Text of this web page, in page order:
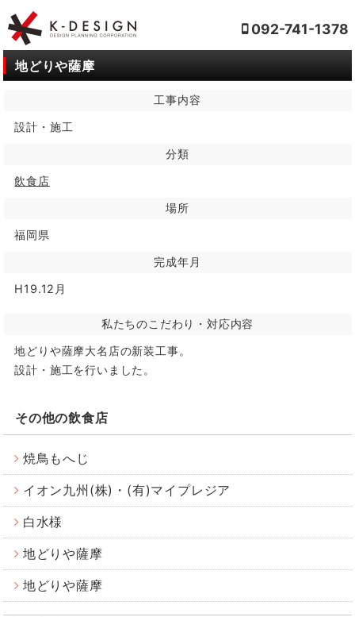
092-741-1378
地どりや薩摩
工事内容
設計・施工
分類
飲食店
場所
福岡県
完成年月
H19.12月
私たちのこだわり・対応内容
地どりや薩摩大名店の新装工事。
設計・施工を行いました。
その他の飲食店
焼鳥もへじ
イオン九州(株)・(有)マイプレジア
白水様
地どりや薩摩
地どりや薩摩